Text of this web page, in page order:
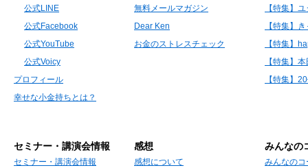
公式LINE
公式Facebook
公式YouTube
公式Voicy
プロフィール
幸せな小金持ちとは？
無料メールマガジン
Dear Ken
お金のストレスチェック
【特集】
【特集】
【特集】
【特集】
【特集】
セミナー・講演会情報
セミナー・講演会情報
感想
感想について
みんなの
みんなの